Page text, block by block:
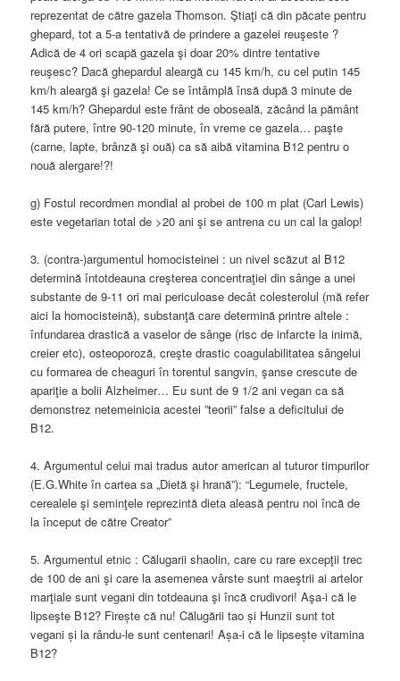
reprezentat de către gazela Thomson. Ştiaţi că din păcate pentru
ghepard, tot a 5-a tentativă de prindere a gazelei reuşeste ?
Adică de 4 ori scapă gazela şi doar 20% dintre tentative
reuşesc? Dacă ghepardul aleargă cu 145 km/h, cu cel putin 145
km/h aleargă şi gazela! Ce se întâmplă însă după 3 minute de
145 km/h? Ghepardul este frânt de oboseală, zăcând la pământ
fără putere, între 90-120 minute, în vreme ce gazela… paşte
(carne, lapte, brânză şi ouă) ca să aibă vitamina B12 pentru o
nouă alergare!?!
g) Fostul recordmen mondial al probei de 100 m plat (Carl Lewis)
este vegetarian total de >20 ani şi se antrena cu un cal la galop!
3. (contra-)argumentul homocisteinei : un nivel scăzut al B12
determină întotdeauna creşterea concentraţiei din sânge a unei
substante de 9-11 ori mai periculoase decât colesterolul (mă refer
aici la homocisteină), substanţă care determină printre altele :
înfundarea drastică a vaselor de sânge (risc de infarcte la inimă,
creier etc), osteoporoză, creşte drastic coagulabilitatea sângelui
cu formarea de cheaguri în torentul sangvin, şanse crescute de
apariţie a bolii Alzheimer… Eu sunt de 9 1/2 ani vegan ca să
demonstrez netemeinicia acestei ”teorii” false a deficitului de
B12.
4. Argumentul celui mai tradus autor american al tuturor timpurilor
(E.G.White în cartea sa „Dietă şi hrană”): “Legumele, fructele,
cerealele şi seminţele reprezintă dieta aleasă pentru noi încă de
la început de către Creator”
5. Argumentul etnic : Călugarii shaolin, care cu rare excepţii trec
de 100 de ani şi care la asemenea vârste sunt maeştrii ai artelor
marţiale sunt vegani din totdeauna şi încă crudivori! Aşa-i că le
lipseşte B12? Firește că nu! Călugării tao și Hunzii sunt tot
vegani și la rându-le sunt centenari! Așa-i că le lipsește vitamina
B12?